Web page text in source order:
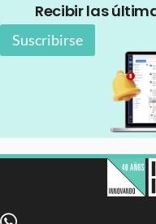
Recibir las
Suscribirse